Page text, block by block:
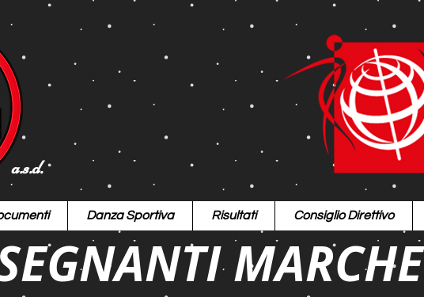
a.s.d.
Danza Sportiva Risultati Consiglio Direttivo
MARCHE